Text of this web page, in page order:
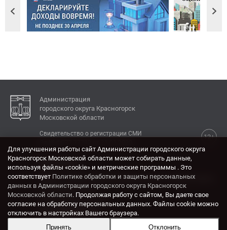
Администрация
городского округа Красногорск
Московской области
12+
Свидетельство о регистрации СМИ
КОНТАКТЫ
Адрес: 143404, Московская область, г. Красногорск,
ул. Ленина, дом 4.
Электронная почта:
krasrn@mosreg.ru
Для улучшения работы сайт Администрации городского округа
Красногорск Московской области может собирать данные,
используя файлы «cookie» и метрические программы . Это
соответствует Политике обработки и защиты персональных
данных в Администрации городского округа Красногорск
Московской области. Продолжая работу с сайтом, Вы даете свое
согласие на обработку персональных данных. Файлы cookie можно
отключить в настройках Вашего браузера.
Принять
Отклонить